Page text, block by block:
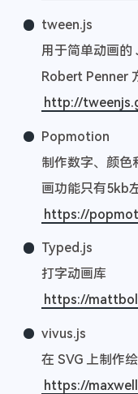
tween.js
用于简单动画
Robert Penner
http://
Popmotion
制作数字、颜色
画功能只有5kb
https://
Typed.js
打字动画库
https://
vivus.js
在 SVG 上制作
https://